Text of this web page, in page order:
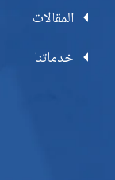
المقالات
خدماتنا